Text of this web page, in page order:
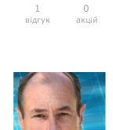
1
відгук
0
акцій